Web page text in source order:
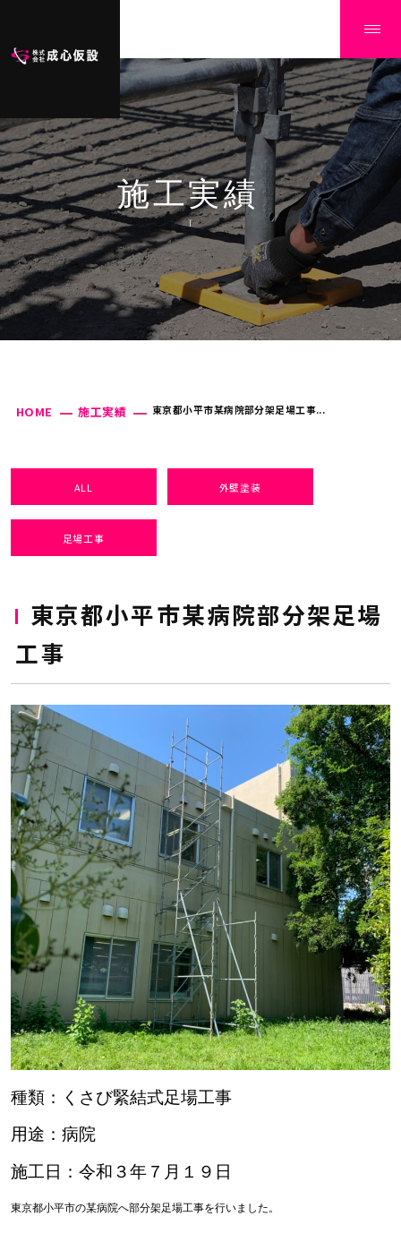
施工実績
Ï
HOME 施工実績 東京都小平市某病院部分架足場工事...
ALL 外壁塗装
足場工事
東京都小平市某病院部分架足場
工事
種類：くさび緊結式足場工事
用途：病院
施工日：令和３年７月１９日
東京都小平市の某病院へ部分架足場工事を行いました。